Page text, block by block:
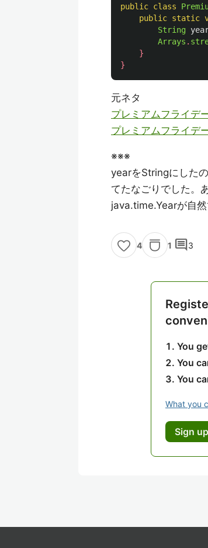
public class
public static
String
Arrays .
}
}
元ネタ
プレミアムフライデ
プレミアムフライデ
※※※
yearをStringにした
てたなごりでした。
java.time.Yearが自然
4 1 comment3
You
You
You
What you
Sign up